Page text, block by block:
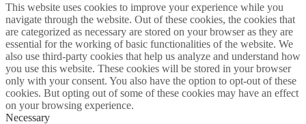
This website uses cookies to improve your experience while you
navigate through the website. Out of these cookies, the cookies that
are categorized as necessary are stored on your browser as they are
essential for the working of basic functionalities of the website. We
also use third-party cookies that help us analyze and understand how
you use this website. These cookies will be stored in your browser
only with your consent. You also have the option to opt-out of these
cookies. But opting out of some of these cookies may have an effect
on your browsing experience.
Necessary